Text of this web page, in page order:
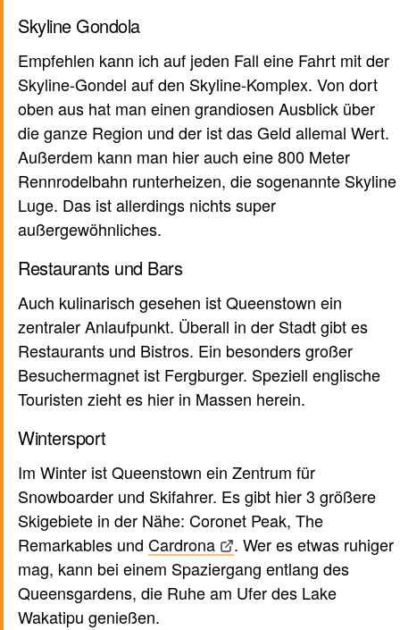
Skyline Gondola
Empfehlen kann ich auf jeden Fall eine Fahrt mit der
Skyline-Gondel auf den Skyline-Komplex. Von dort
oben aus hat man einen grandiosen Ausblick über
die ganze Region und der ist das Geld allemal Wert.
Außerdem kann man hier auch eine 800 Meter
Rennrodelbahn runterheizen, die sogenannte Skyline
Luge. Das ist allerdings nichts super
außergewöhnliches.
Restaurants und Bars
Auch kulinarisch gesehen ist Queenstown ein
zentraler Anlaufpunkt. Überall in der Stadt gibt es
Restaurants und Bistros. Ein besonders großer
Besuchermagnet ist Fergburger. Speziell englische
Touristen zieht es hier in Massen herein.
Wintersport
Im Winter ist Queenstown ein Zentrum für
Snowboarder und Skifahrer. Es gibt hier 3 größere
Skigebiete in der Nähe: Coronet Peak, The
Remarkables und Cardrona
. Wer es etwas ruhiger
mag, kann bei einem Spaziergang entlang des
Queensgardens, die Ruhe am Ufer des Lake
Wakatipu genießen.